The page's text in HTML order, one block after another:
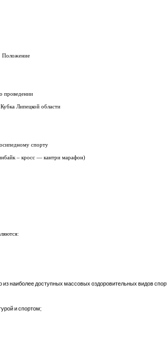
Положение
о проведении
Липецкой области
спорту
– кросс — кантри марафон)
из наиболее доступных массовых оздоровительных видов
и спортом;